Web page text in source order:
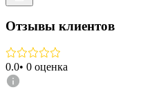
Отзывы клиентов
0.0• 0 оценка